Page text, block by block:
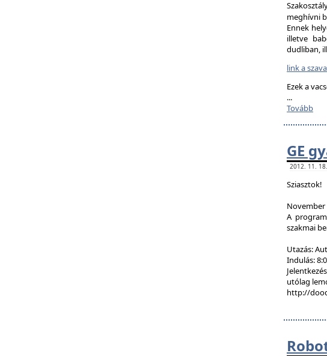
meghívni
Ennek
illetve
dudliban,
link a
Ezek a
...
Tovább
GE
2012. 11.
Sziasztok!
November
A
szakmai
Utazás:
Indulás:
utólag
http://